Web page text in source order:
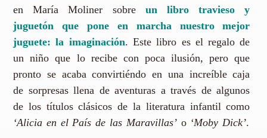
en María Moliner sobre un libro travieso y
juguetón que pone en marcha nuestro mejor
juguete: la imaginación. Este libro es el regalo de
un niño que lo recibe con poca ilusión, pero que
pronto se acaba convirtiéndo en una increíble caja
de sorpresas llena de aventuras a través de algunos
de los títulos clásicos de la literatura infantil como
‘Alicia en el País de las Maravillas’o ‘Moby Dick’.